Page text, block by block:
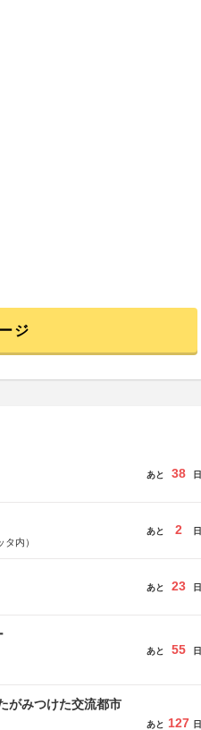
ジ
あと 38 日
内）
あと 2 日
あと 23 日
あと 55 日
がみつけた交流都市
あと 127 日